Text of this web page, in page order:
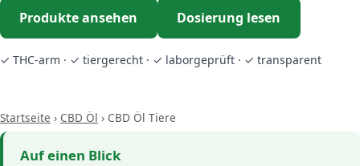
Produkte ansehen Dosierung lesen
✓ THC-arm · ✓ tiergerecht · ✓ laborgeprüft · ✓ transparent
Startseite › CBD Öl › CBD Öl Tiere
Auf einen Blick